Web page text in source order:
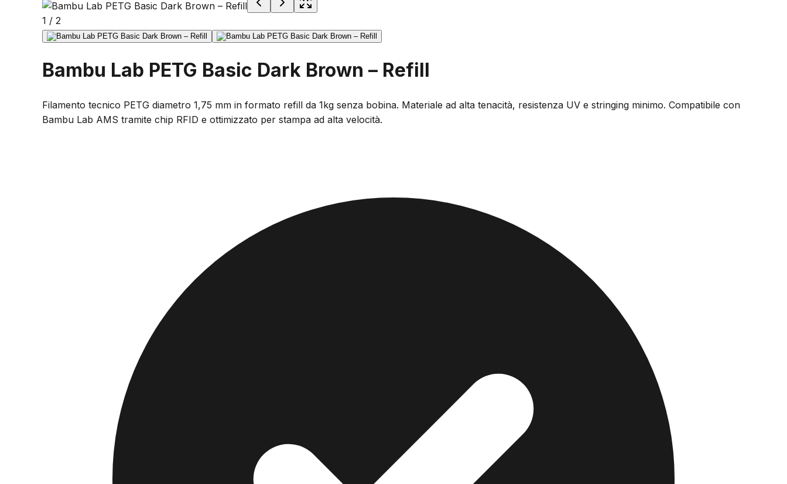
1 / 2
Bambu Lab PETG Basic Dark Brown – Refill
Filamento tecnico PETG diametro 1,75 mm in formato refill da 1kg senza bobina. Materiale ad alta tenacità, resistenza UV e stringing minimo. Compatibile con
Bambu Lab AMS tramite chip RFID e ottimizzato per stampa ad alta velocità.